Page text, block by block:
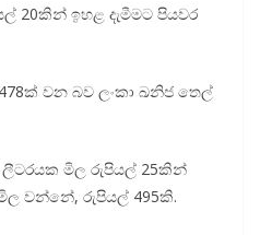
20කින් ඉහළ දැමීමට පියවර
වන බව ලංකා ඛනිජ තෙල්
ලීටරයක මිල රුපියල් 25කින්
වන්නේ, රුපියල් ‍495කි.